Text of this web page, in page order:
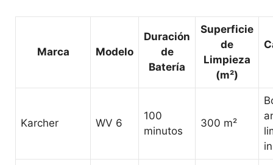
Marca Modelo
Duración
de
Batería
Superficie
de
Limpieza
(m²)
Karcher WV 6
100
minutos
300 m²